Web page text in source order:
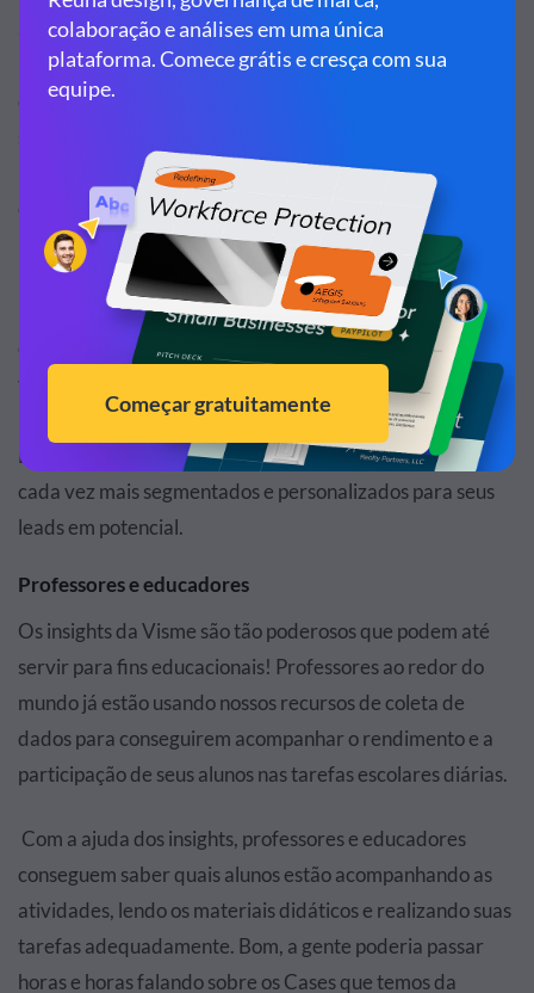
abusando dos benefícios que o Insight Visme pode trazer
para suas marcas. Diversas dessas marcas criam
diariamente conteúdos Ricos e disponibilizam em seus
informações que podem ajudar essas empresas a
conquistarem novos leads.
Blogueiros e proprietários de sites
Faça como centenas de Bloggers que usam diariamente
os insights Visme para coletar dados importantes de seus
visitantes em troca de apresentações, infográficos e até
mesmo animações e apresentações de slides temáticas.
Esses insights ajudam esses blogs a criarem conteúdos
cada vez mais segmentados e personalizados para seus
leads em potencial.
Professores e educadores
Os insights da Visme são tão poderosos que podem até
servir para fins educacionais! Professores ao redor do
mundo já estão usando nossos recursos de coleta de
dados para conseguirem acompanhar o rendimento e a
participação de seus alunos nas tarefas escolares diárias.
Com a ajuda dos insights, professores e educadores
conseguem saber quais alunos estão acompanhando as
atividades, lendo os materiais didáticos e realizando suas
tarefas adequadamente. Bom, a gente poderia passar
horas e horas falando sobre os Cases que temos da